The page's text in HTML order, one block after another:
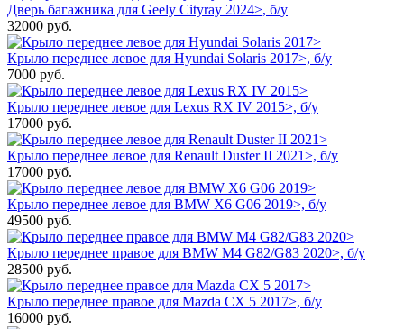
Дверь багажника для Geely Cityray 2024>, б/у
32000 руб.
Крыло переднее левое для Hyundai Solaris 2017>, б/у
7000 руб.
Крыло переднее левое для Lexus RX IV 2015>, б/у
17000 руб.
Крыло переднее левое для Renault Duster II 2021>, б/у
17000 руб.
Крыло переднее левое для BMW X6 G06 2019>, б/у
49500 руб.
Крыло переднее правое для BMW M4 G82/G83 2020>, б/у
28500 руб.
Крыло переднее правое для Mazda CX 5 2017>, б/у
16000 руб.